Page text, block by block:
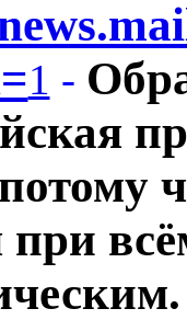
1 -
при